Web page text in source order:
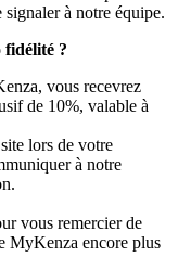
à notre équipe.
fidélité ?
vous recevrez
de 10%, valable à
lors de votre
à notre
vous remercier de
MyKenza encore plus